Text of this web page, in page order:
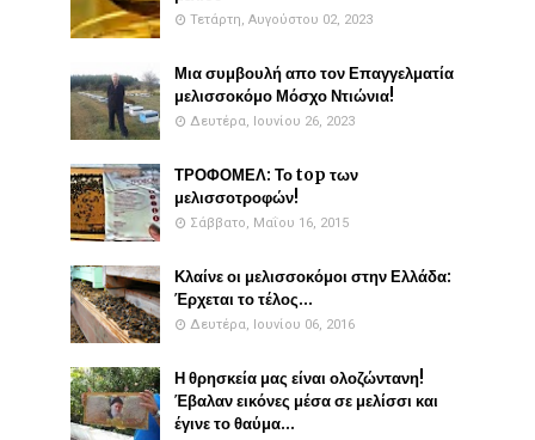
Τετάρτη, Αυγούστου 02, 2023
Μια συμβουλή απο τον Επαγγελματία
μελισσοκόμο Μόσχο Ντιώνια!
Δευτέρα, Ιουνίου 26, 2023
ΤΡΟΦΟΜΕΛ: Το top των
μελισσοτροφών!
Σάββατο, Μαΐου 16, 2015
Κλαίνε οι μελισσοκόμοι στην Ελλάδα:
Έρχεται το τέλος...
Δευτέρα, Ιουνίου 06, 2016
Η θρησκεία μας είναι ολοζώντανη!
Έβαλαν εικόνες μέσα σε μελίσσι και
έγινε το θαύμα...